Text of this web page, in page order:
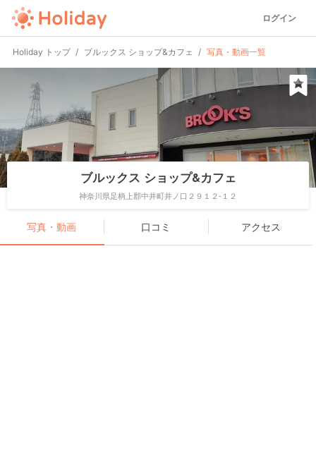
ログイン
Holiday トップ ブルックス ショップ&カフェ 写真・動画一覧
ブルックス ショップ&カフェ
神奈川県足柄上郡中井町井ノ口２９１２-１２
写真・動画 口コミ アクセス